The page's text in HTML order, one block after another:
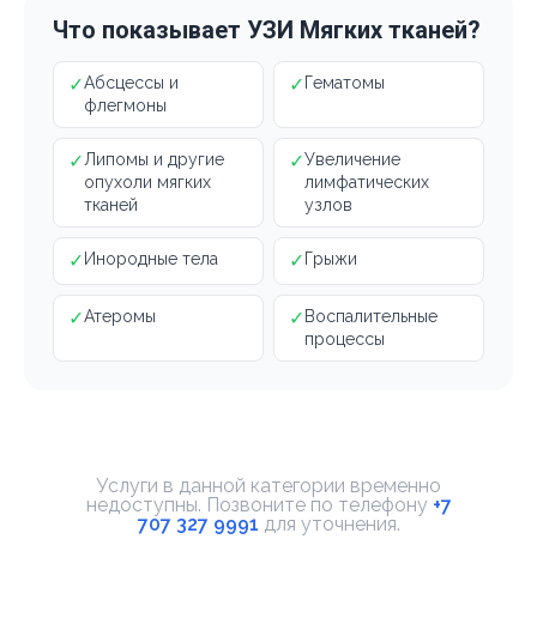
Что показывает УЗИ Мягких тканей?
✓Абсцессы и
флегмоны
✓ Гематомы
✓Липомы и другие
опухоли мягких
тканей
✓Увеличение
лимфатических
узлов
✓ Инородные тела ✓ Грыжи
✓Атеромы ✓ Воспалительные
процессы
Услуги в данной категории временно
недоступны. Позвоните по телефону +7
707 327 9991 для уточнения.